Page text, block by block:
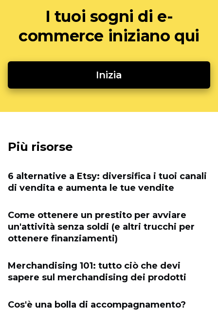
I tuoi sogni di e-
commerce iniziano qui
Inizia
Più risorse
6 alternative a Etsy: diversifica i tuoi canali
di vendita e aumenta le tue vendite
Come ottenere un prestito per avviare
un'attività senza soldi (e altri trucchi per
ottenere finanziamenti)
Merchandising 101: tutto ciò che devi
sapere sul merchandising dei prodotti
Cos'è una bolla di accompagnamento?